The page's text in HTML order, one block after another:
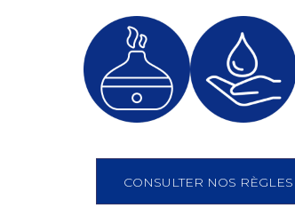
CONSULTER NOS